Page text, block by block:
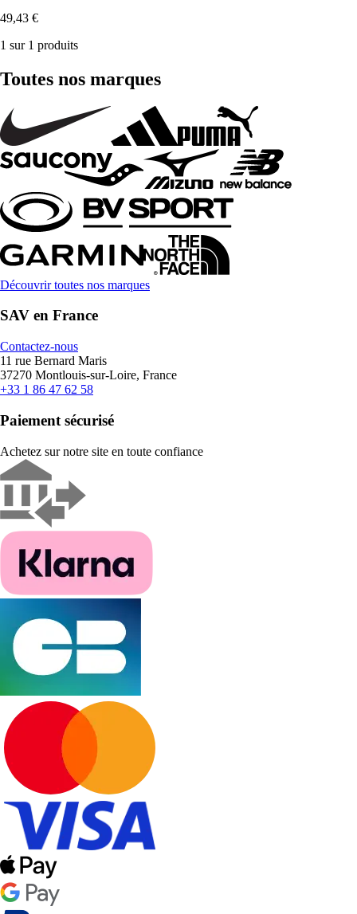
49,43 €
1 sur 1 produits
Toutes nos marques
Découvrir toutes nos marques
SAV en France
Contactez-nous
11 rue Bernard Maris
37270 Montlouis-sur-Loire, France
+33 1 86 47 62 58
Paiement sécurisé
Achetez sur notre site en toute confiance